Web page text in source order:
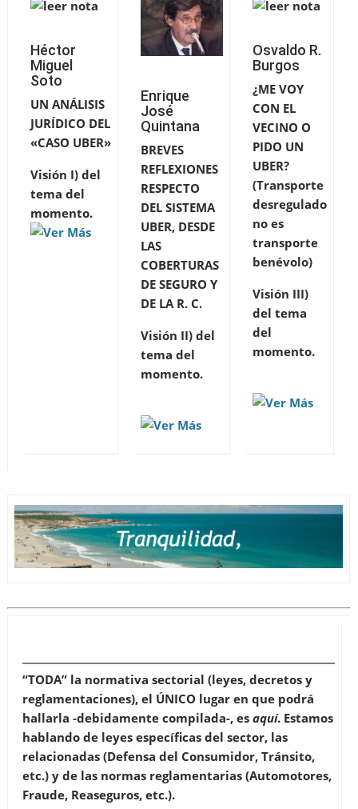
Héctor
Miguel
Soto
UN ANÁLISIS
JURÍDICO DEL
«CASO UBER»
Visión I) del
tema del
momento.
Enrique
José
Quintana
BREVES
REFLEXIONES
RESPECTO
DEL SISTEMA
UBER, DESDE
LAS
COBERTURAS
DE SEGURO Y
DE LA R. C.
Visión II) del
tema del
momento.
Osvaldo R.
Burgos
¿ME VOY
CON EL
VECINO O
PIDO UN
UBER?
(Transporte
desregulado
no es
transporte
benévolo)
Visión III)
del tema
del
momento.
“TODA” la normativa sectorial (leyes, decretos y
reglamentaciones), el ÚNICO lugar en que podrá
hallarla -debidamente compilada-, esaquí. Estamos
hablando de leyes específicas del sector, las
relacionadas (Defensa del Consumidor, Tránsito,
etc.) y de las normas reglamentarias (Automotores,
Fraude, Reaseguros, etc.).